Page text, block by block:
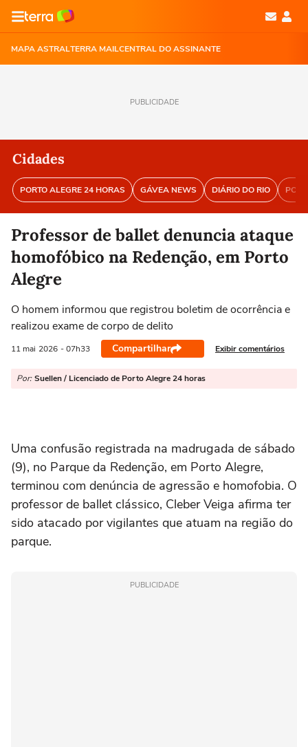
MAPA ASTRALTERRA MAILCENTRAL DO ASSINANTE
PUBLICIDADE
Cidades
PORTO ALEGRE 24 HORAS GÁVEA NEWS DIÁRIO DO RIO
Professor de ballet denuncia ataque
homofóbico na Redenção, em Porto
Alegre
O homem informou que registrou boletim de ocorrência e
realizou exame de corpo de delito
11 mai 2026 - 07h33 Compartilhar Exibir comentários
Por: Suellen / Licenciado de Porto Alegre 24 horas
Uma confusão registrada na madrugada de sábado
(9), no Parque da Redenção, em Porto Alegre,
terminou com denúncia de agressão e homofobia. O
professor de ballet clássico, Cleber Veiga afirma ter
sido atacado por vigilantes que atuam na região do
parque.
PUBLICIDADE